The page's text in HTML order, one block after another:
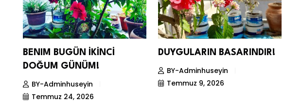
BENIM BUGÜN İKİNCİ
DOĞUM GÜNÜM!
BY-Adminhuseyin
Temmuz 24, 2026
DUYGULARIN BASARINDIR!
BY-Adminhuseyin
Temmuz 9, 2026